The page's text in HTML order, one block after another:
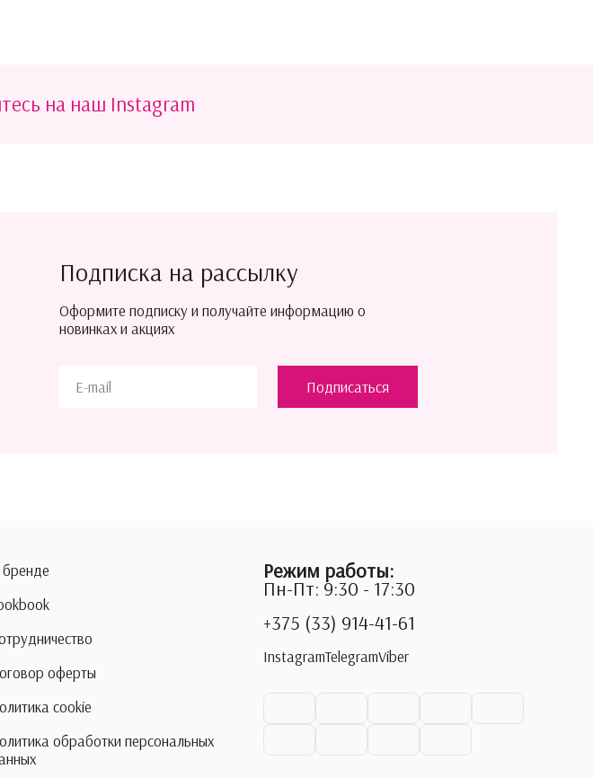
на наш Instagram
Подписка на рассылку
Оформите подписку и получайте информацию о
новинках и акциях
Подписаться
оферты
cookie
обработки персональных
Режим работы:
Пн-Пт: 9:30 - 17:30
+375 (33) 914-41-61
InstagramTelegramViber